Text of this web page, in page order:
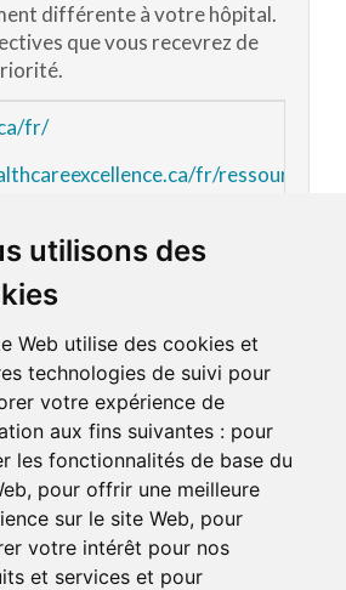
utilisons des
Web utilise des cookies et
technologies de suivi pour
votre expérience de
aux fins suivantes : pour
les fonctionnalités de base du
, pour offrir une meilleure
sur le site Web, pour
votre intérêt pour nos
et services et pour
différente à votre hôpital.
que vous recevrez de
fr/
fr/ressources/
patients/preparer-
patient/chirurgie.aspx
patients.iucpq.qc.ca/
mise à jour : 3 avril 2024